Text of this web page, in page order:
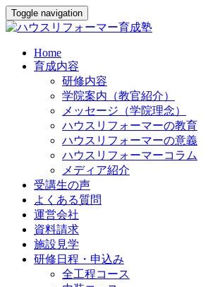
Toggle navigation
Home
育成内容
研修内容
学院案内（教官紹介）
メッセージ（学院理念）
ハウスリフォーマーの教育
ハウスリフォーマーの意義
ハウスリフォーマーコラム
メディア紹介
受講生の声
よくある質問
運営会社
資料請求
施設見学
研修日程・申込み
全工程コース